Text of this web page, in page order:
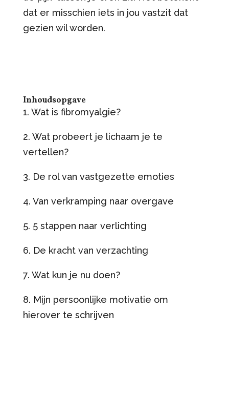
dat er misschien iets in jou vastzit dat
gezien wil worden.
Inhoudsopgave
1. Wat is fibromyalgie?
2. Wat probeert je lichaam je te
vertellen?
3. De rol van vastgezette emoties
4. Van verkramping naar overgave
5. 5 stappen naar verlichting
6. De kracht van verzachting
7. Wat kun je nu doen?
8. Mijn persoonlijke motivatie om
hierover te schrijven